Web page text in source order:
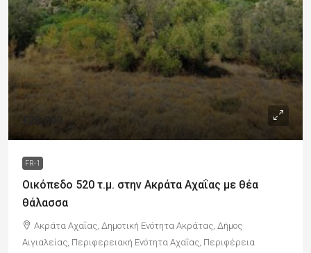
€28,000
FR-1
Οικόπεδο 520 τ.μ. στην Ακράτα Αχαΐας με θέα
θάλασσα
Ακράτα Αχαΐας, Δημοτική Ενότητα Ακράτας, Δήμος
Αιγιαλείας, Περιφερειακή Ενότητα Αχαΐας, Περιφέρεια